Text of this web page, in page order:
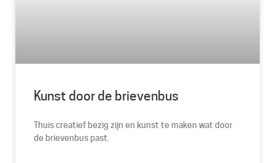
Kunst door de brievenbus
Thuis creatief bezig zijn en kunst te maken wat door
de brievenbus past.